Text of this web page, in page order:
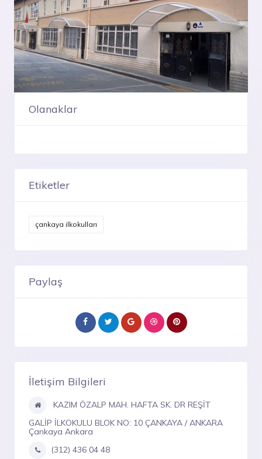
Olanaklar
Etiketler
çankaya ilkokulları
Paylaş
İletişim Bilgileri
KAZIM ÖZALP MAH. HAFTA SK. DR REŞİT
GALİP İLKOKULU BLOK NO: 10 ÇANKAYA / ANKARA
Çankaya Ankara
(312) 436 04 48